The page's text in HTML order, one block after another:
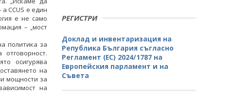
с
Министър Жечо Станков се срещна с
временно изпълняващия
длъжността посланик на САЩ Х.
Мартин Макдауъл
ВСИЧКИ ФОТОГАЛЕРИИ
CCUS е един
е не само
– „мост
политика за
осигурява
на
мощности за
на
РЕГИСТРИ
Доклад и инвентаризация на
Република България съгласно
Регламент (ЕС) 2024/1787 на
Европейския парламент и на
Съвета